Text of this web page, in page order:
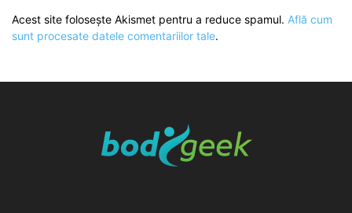
Acest site folosește Akismet pentru a reduce spamul. Află cum
sunt procesate datele comentariilor tale.